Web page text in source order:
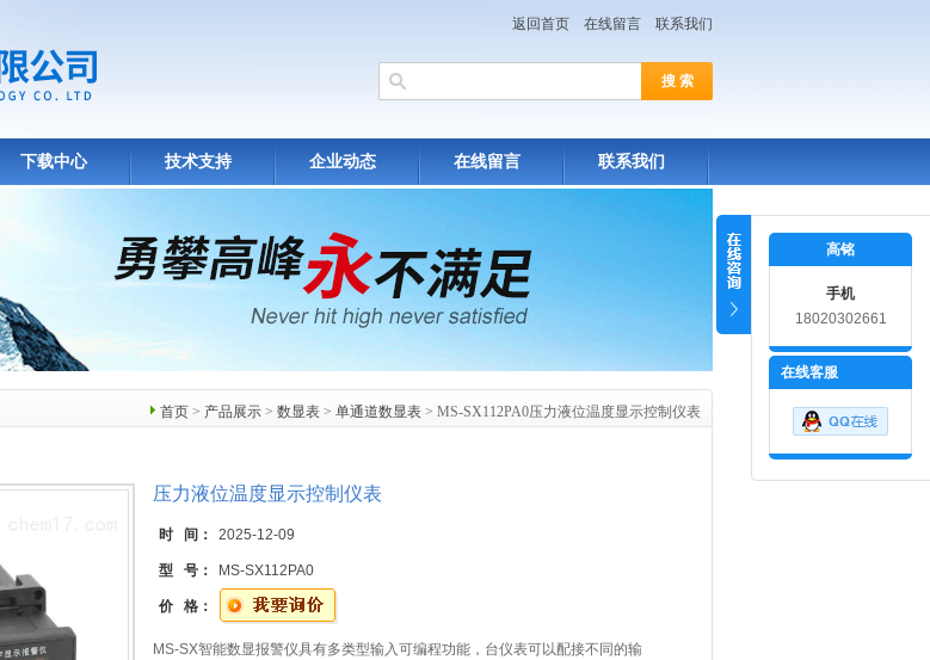
返回首页 在线留言 联系我们
下载中心 技术支持 企业动态 在线留言 联系我们
首页 > 产品展示 > 数显表 > 单通道数显表 > MS-SX112PA0压力液位温度显示控制仪表
压力液位温度显示控制仪表
时 间： 2025-12-09
型 号： MS-SX112PA0
价 格：
MS-SX智能数显报警仪具有多类型输入可编程功能，台仪表可以配接不同的输
高铭
手机
18020302661
在线客服